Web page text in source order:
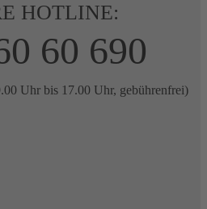
HOTLINE:
60 690
Uhr bis 17.00 Uhr, gebührenfrei)